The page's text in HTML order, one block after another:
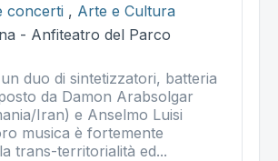
concerti , Arte e Cultura
- Anfiteatro del Parco
duo di sintetizzatori, batteria
da Damon Arabsolgar
Iran) e Anselmo Luisi
musica è fortemente
trans-territorialità ed...